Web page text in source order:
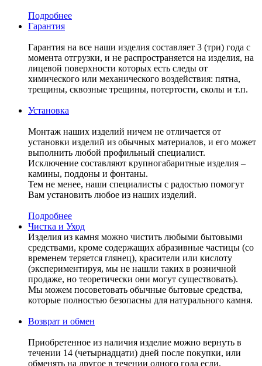
Подробнее
Гарантия
Гарантия на все наши изделия составляет 3 (три) года с
момента отгрузки, и не распространяется на изделия, на
лицевой поверхности которых есть следы от
химического или механического воздействия: пятна,
трещины, сквозные трещины, потертости, сколы и т.п.
Установка
Монтаж наших изделий ничем не отличается от
установки изделий из обычных материалов, и его может
выполнить любой профильный специалист.
Исключение составляют крупногабаритные изделия –
камины, поддоны и фонтаны.
Тем не менее, наши специалисты с радостью помогут
Вам установить любое из наших изделий.
Подробнее
Чистка и Уход
Изделия из камня можно чистить любыми бытовыми
средствами, кроме содержащих абразивные частицы (со
временем теряется глянец), красители или кислоту
(экспериментируя, мы не нашли таких в розничной
продаже, но теоретически они могут существовать).
Мы можем посоветовать обычные бытовые средства,
которые полностью безопасны для натурального камня.
Возврат и обмен
Приобретенное из наличия изделие можно вернуть в
течении 14 (четырнадцати) дней после покупки, или
обменять на другое в течении одного года если,